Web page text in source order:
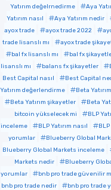
Yatırım değelrnedirme
Aya
Yatırım nasıl
Aya Yatırım nedir
ayox trade
ayox trade 2022
trade lisanslı mı
ayox trade
bal fx lisanslı mı
bal fx
lisanslı mı
balans fx şikayetler
Best Capital nasıl
Best Capital
Yatırım değerlendirme
Beta
Beta Yatırım şikayetler
Beta
bitcoin yükselecek mi
BLP
inceleme
BLP Yatırım nasıl
yorumlar
Blueberry Global
Blueberry Global Markets inceleme
Markets nedir
Blueberry
yorumlar
bnb pro trade güvenilir
bnb pro trade nedir
bnb pro trade